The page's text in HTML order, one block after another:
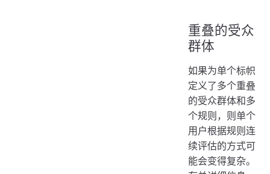
重叠的受众
群体
如果为单个标帜
定义了多个重叠
的受众群体和多
个规则，则单个
用户根据规则连
续评估的方式可
能会变得复杂。